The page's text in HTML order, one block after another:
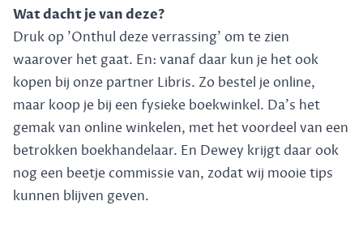
Wat dacht je van deze?
Druk op 'Onthul deze verrassing' om te zien
waarover het gaat. En: vanaf daar kun je het ook
kopen bij onze partner Libris. Zo bestel je online,
maar koop je bij een fysieke boekwinkel. Da's het
gemak van online winkelen, met het voordeel van een
betrokken boekhandelaar. En Dewey krijgt daar ook
nog een beetje commissie van, zodat wij mooie tips
kunnen blijven geven.